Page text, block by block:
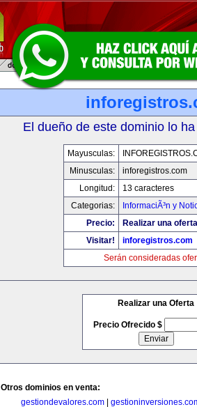
El dueño de este dominio lo
Mayusculas:
Minusculas:
inforegistros.com
Longitud:
13 caracteres
Categorias:
InformaciÃ³n y
Precio:
Realizar una
Visitar!
inforegistros.com
Serán consideradas
Realizar una Oferta
Precio Ofrecido $
Otros dominios en venta:
gestiondevalores.com|